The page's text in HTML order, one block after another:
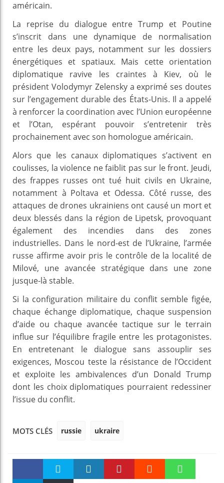
américain.
La reprise du dialogue entre Trump et Poutine
s’inscrit dans une dynamique de normalisation
entre les deux pays, notamment sur les dossiers
énergétiques et spatiaux. Mais cette orientation
diplomatique ravive les craintes à Kiev, où le
président Volodymyr Zelensky a exprimé ses doutes
sur l’engagement durable des États-Unis. Il a appelé
à renforcer la coordination avec l’Union européenne
et l’Otan, espérant pouvoir s’entretenir très
prochainement avec son homologue américain.
Alors que les canaux diplomatiques s’activent en
coulisses, la violence ne faiblit pas sur le front. Jeudi,
des frappes russes ont tué huit civils en Ukraine,
notamment à Poltava et Odessa. Côté russe, des
attaques de drones ukrainiens ont causé un mort et
deux blessés dans la région de Lipetsk, provoquant
également des incendies dans des zones
industrielles. Dans le nord-est de l’Ukraine, l’armée
russe affirme avoir pris le contrôle de la localité de
Milové, une avancée stratégique dans une zone
jusque-là stable.
Si la configuration militaire du conflit semble figée,
chaque échange diplomatique, chaque suspension
d’aide ou chaque avancée tactique sur le terrain
influe sur l’équilibre fragile entre les protagonistes.
En entretenant le dialogue sans assouplir ses
exigences, Moscou teste la résistance de l’Occident
et exploite les ambivalences d’un Donald Trump
dont les choix diplomatiques pourraient redessiner
l’issue du conflit.
MOTS CLÉS russie ukraire